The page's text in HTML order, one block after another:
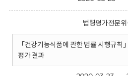
법령평가전문위
「건강기능식품에 관한 법률 시행규칙
평가 결과